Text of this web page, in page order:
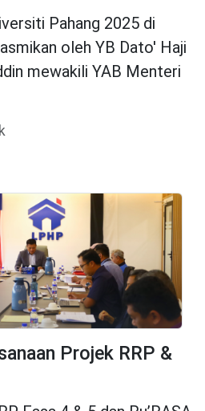
Pahang 2025 di
oleh YB Dato' Haji
mewakili YAB Menteri
Projek RRP &